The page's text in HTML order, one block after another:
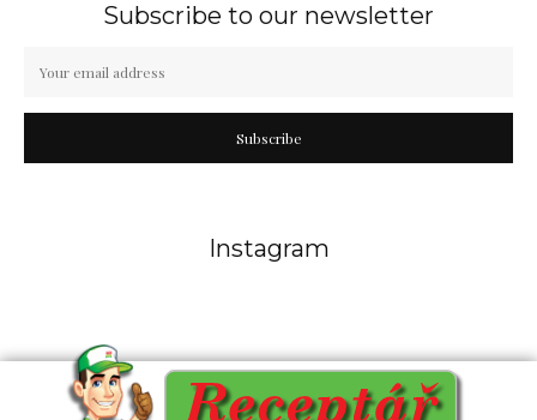
Subscribe to our newsletter
Subscribe
Instagram